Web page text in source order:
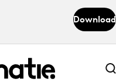
Download
Abonneer nu
Abonneer nu